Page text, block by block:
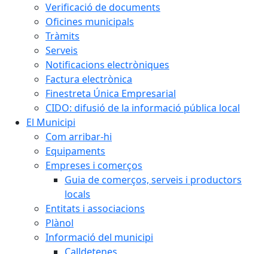
Verificació de documents
Oficines municipals
Tràmits
Serveis
Notificacions electròniques
Factura electrònica
Finestreta Única Empresarial
CIDO: difusió de la informació pública local
El Municipi
Com arribar-hi
Equipaments
Empreses i comerços
Guia de comerços, serveis i productors
locals
Entitats i associacions
Plànol
Informació del municipi